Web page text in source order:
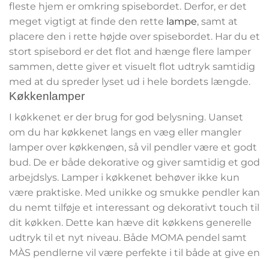
fleste hjem er omkring spisebordet. Derfor, er det
meget vigtigt at finde den rette lampe, samt at
placere den i rette højde over spisebordet. Har du et
stort spisebord er det flot and hænge flere lamper
sammen, dette giver et visuelt flot udtryk samtidig
med at du spreder lyset ud i hele bordets længde.
Køkkenlamper
I køkkenet er der brug for god belysning. Uanset
om du har køkkenet langs en væg eller mangler
lamper over køkkenøen, så vil pendler være et godt
bud. De er både dekorative og giver samtidig et god
arbejdslys. Lamper i køkkenet behøver ikke kun
være praktiske. Med unikke og smukke pendler kan
du nemt tilføje et interessant og dekorativt touch til
dit køkken. Dette kan hæve dit køkkens generelle
udtryk til et nyt niveau. Både MOMA pendel samt
MÀS pendlerne vil være perfekte i til både at give en